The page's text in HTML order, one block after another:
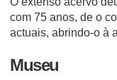
com 75 anos, de o
actuais, abrindo-o à
Museu